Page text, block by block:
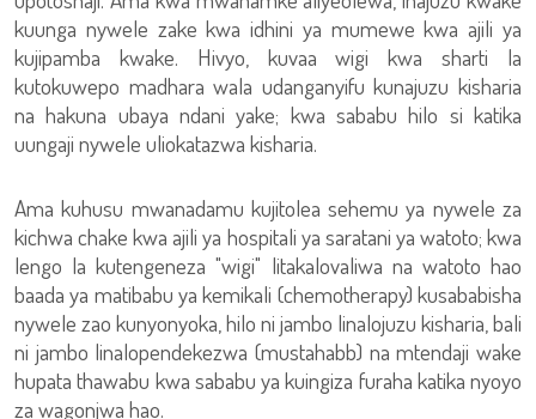
kuunga nywele zake kwa idhini ya mumewe kwa ajili ya
kujipamba kwake. Hivyo, kuvaa wigi kwa sharti la
kutokuwepo madhara wala udanganyifu kunajuzu kisharia
na hakuna ubaya ndani yake; kwa sababu hilo si katika
uungaji nywele uliokatazwa kisharia.
Ama kuhusu mwanadamu kujitolea sehemu ya nywele za
kichwa chake kwa ajili ya hospitali ya saratani ya watoto; kwa
lengo la kutengeneza "wigi" litakalovaliwa na watoto hao
baada ya matibabu ya kemikali (chemotherapy) kusababisha
nywele zao kunyonyoka, hilo ni jambo linalojuzu kisharia, bali
ni jambo linalopendekezwa (mustahabb) na mtendaji wake
hupata thawabu kwa sababu ya kuingiza furaha katika nyoyo
za wagonjwa hao.